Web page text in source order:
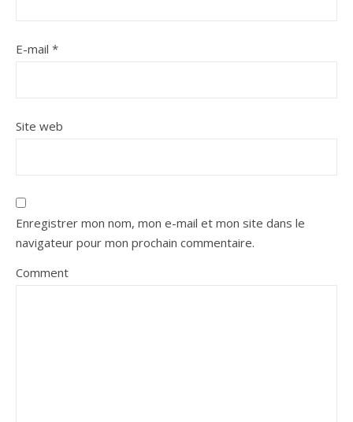
E-mail *
Site web
Enregistrer mon nom, mon e-mail et mon site dans le
navigateur pour mon prochain commentaire.
Comment